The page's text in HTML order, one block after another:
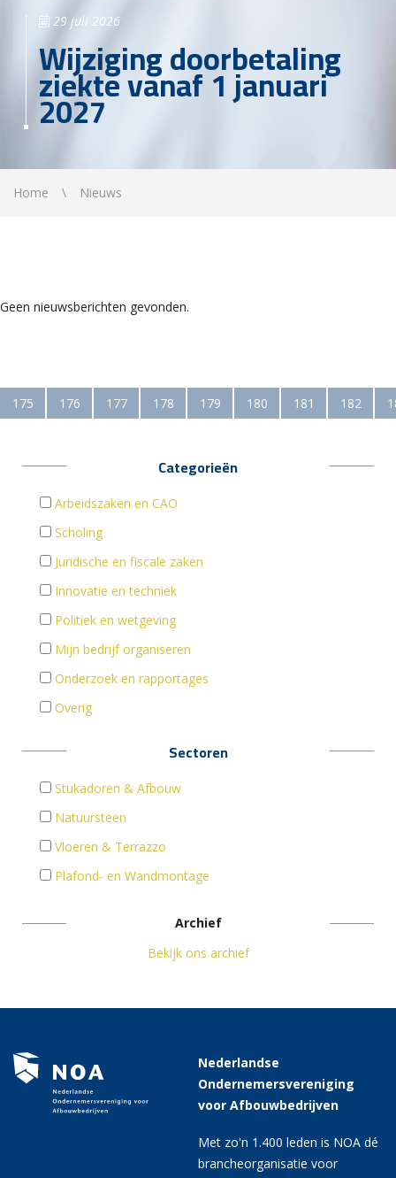
29 juli 2026
Wijziging doorbetaling
ziekte vanaf 1 januari
2027
Home Nieuws
Geen nieuwsberichten gevonden.
175 176 177 178 179 180 181 182
Categorieën
Arbeidszaken en CAO
Scholing
Juridische en fiscale zaken
Innovatie en techniek
Politiek en wetgeving
Mijn bedrijf organiseren
Onderzoek en rapportages
Overig
Sectoren
Stukadoren & Afbouw
Natuursteen
Vloeren & Terrazzo
Plafond- en Wandmontage
Archief
Bekijk ons archief
Nederlandse
Ondernemersvereniging
voor Afbouwbedrijven
Met zo'n 1.400 leden is NOA dé
brancheorganisatie voor